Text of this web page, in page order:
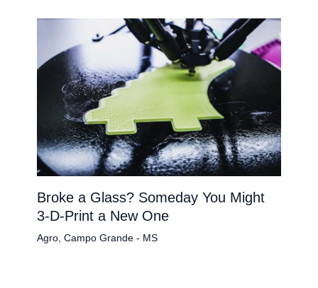
Broke a Glass? Someday You Might
3-D-Print a New One
Agro, Campo Grande - MS